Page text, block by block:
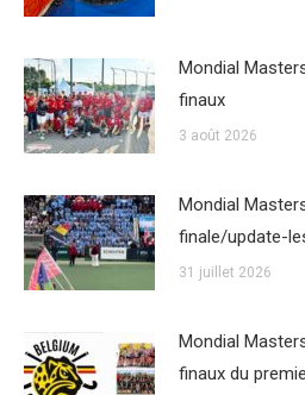
Mondial
finaux
3 août 2026
Mondial
finale/update-
31 juillet 2026
Mondial
finaux du